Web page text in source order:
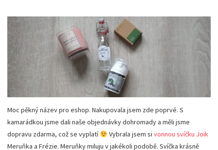
Moc pěkný název pro eshop. Nakupovala jsem zde poprvé. S
kamarádkou jsme dali naše objednávky dohromady a měli jsme
dopravu zdarma, což se vyplatí
Vybrala jsem si vonnou svíčku Joik
Meruňka a Frézie. Meruňky miluju v jakékoli podobě. Svíčka krásně